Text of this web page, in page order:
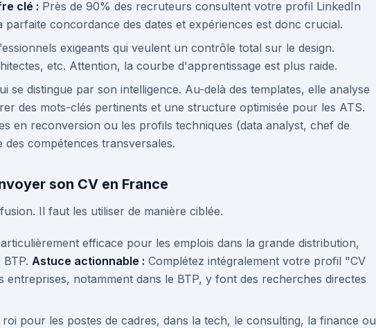
clé : Près de 90% des recruteurs consultent votre profil LinkedIn
concordance des dates et expériences est donc crucial.
exigeants qui veulent un contrôle total sur le design.
etc. Attention, la courbe d'apprentissage est plus raide.
se distingue par son intelligence. Au-delà des templates, elle analyse
des mots-clés pertinents et une structure optimisée pour les ATS.
en reconversion ou les profils techniques (data analyst, chef de
compétences transversales.
son CV en France
Il faut les utiliser de manière ciblée.
efficace pour les emplois dans la grande distribution,
Astuce actionnable : Complétez intégralement votre profil "CV
notamment dans le BTP, y font des recherches directes
roi pour les postes de cadres, dans la tech, le consulting, la finance ou